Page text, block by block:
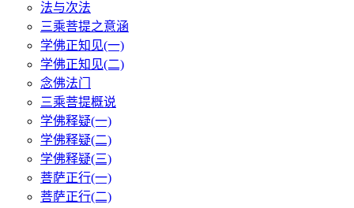
法与次法
三乘菩提之意涵
学佛正知见(一)
学佛正知见(二)
念佛法门
三乘菩提概说
学佛释疑(一)
学佛释疑(二)
学佛释疑(三)
菩萨正行(一)
菩萨正行(二)